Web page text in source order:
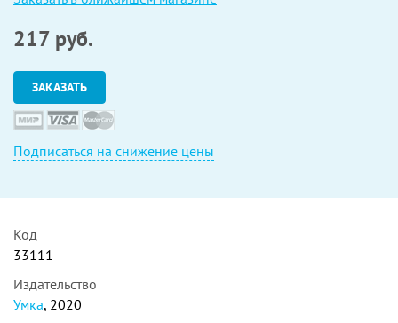
217 руб.
ЗАКАЗАТЬ
Подписаться на снижение цены
Код
33111
Издательство
Умка, 2020